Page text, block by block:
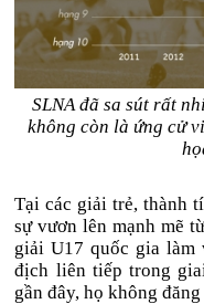
SLNA đã sa sút rất
không còn là ứng cử
Tại các giải trẻ, thành
sự vươn lên mạnh mẽ
giải U17 quốc gia
địch liên tiếp trong
gần đây, họ không